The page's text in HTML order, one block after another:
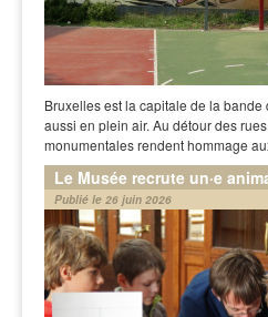
Bruxelles est la capitale de la
aussi en plein air. Au détour des
monumentales rendent hommage
Le Musée recrute un·e
Publié le 26 juin 2026